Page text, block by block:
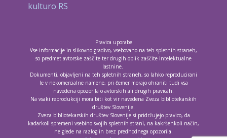
kulturo RS
Pravica uporabe
Vse informacije in slikovno gradivo, vsebovano na teh spletnih straneh,
so predmet avtorske zaščite ter drugih oblik zaščite intelektualne
lastnine.
Dokumenti, objavljeni na teh spletnih straneh, so lahko reproducirani
le v nekomercialne namene, pri čemer morajo ohraniti tudi vsa
navedena opozorila o avtorskih ali drugih pravicah.
Na vsaki reprodukciji mora biti kot vir navedena Zveza bibliotekarskih
društev Slovenije.
Zveza bibliotekarskih društev Slovenije si pridržujejo pravico, da
kadarkoli spremeni vsebino svojih spletnih strani, na kakršenkoli način,
ne glede na razlog in brez predhodnega opozorila.